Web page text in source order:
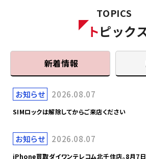
TOPICS
トピック
新着情報
お知らせ 2026.08.07
SIMロックは解除してからご来店ください
お知らせ 2026.08.07
iPhone買取ダイワンテレコム北千住店。8月7